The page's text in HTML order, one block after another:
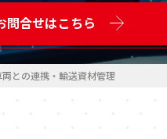
問合せはこちら
との連携・輸送資材管理